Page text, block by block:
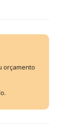
orçamento